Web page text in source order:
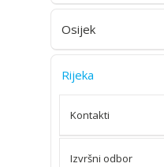
Osijek
Rijeka
Kontakti
Izvršni odbor